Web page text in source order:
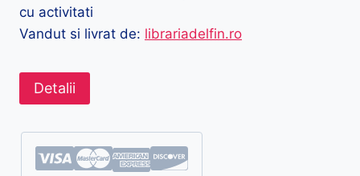
cu activitati
Vandut si livrat de: librariadelfin.ro
Detalii